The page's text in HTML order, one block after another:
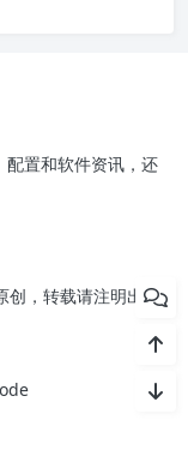
置和软件资讯，还
，转载请注明出